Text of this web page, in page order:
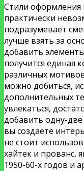
Стили оформления
практически
подразумевает
лучше взять за
добавить
получится единая
различных
можно добиться,
дополнительных
увлекаться,
добавить одну-
вы создаете
не стоит
хайтек и прованс,
1950-60-х годов и